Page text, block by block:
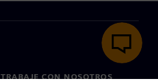
TRABAJE CON NOSOTROS